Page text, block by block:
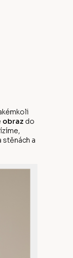
obraz do
stěnách a